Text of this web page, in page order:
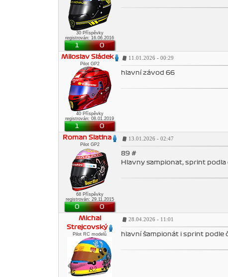
30 Příspěvky
registrován: 16.06.2016
1 0
Miloslav Sládek
Pilot GP2
40 Příspěvky
registrován: 08.01.2019
1 0
11.01.2026 - 00:29
hlavní závod 66
Roman Slatina
Pilot GP2
68 Příspěvky
registrován: 29.11.2015
0 0
13.01.2026 - 02:47
89 #
Hlavny sampionat, sprint podla
Michal
Strejcovský
Pilot RC modelů
28.04.2026 - 11:01
hlavní šampionát i sprint podle